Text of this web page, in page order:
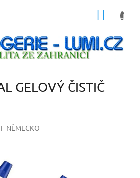
GELOVÝ ČISTIČ
NĚMECKO